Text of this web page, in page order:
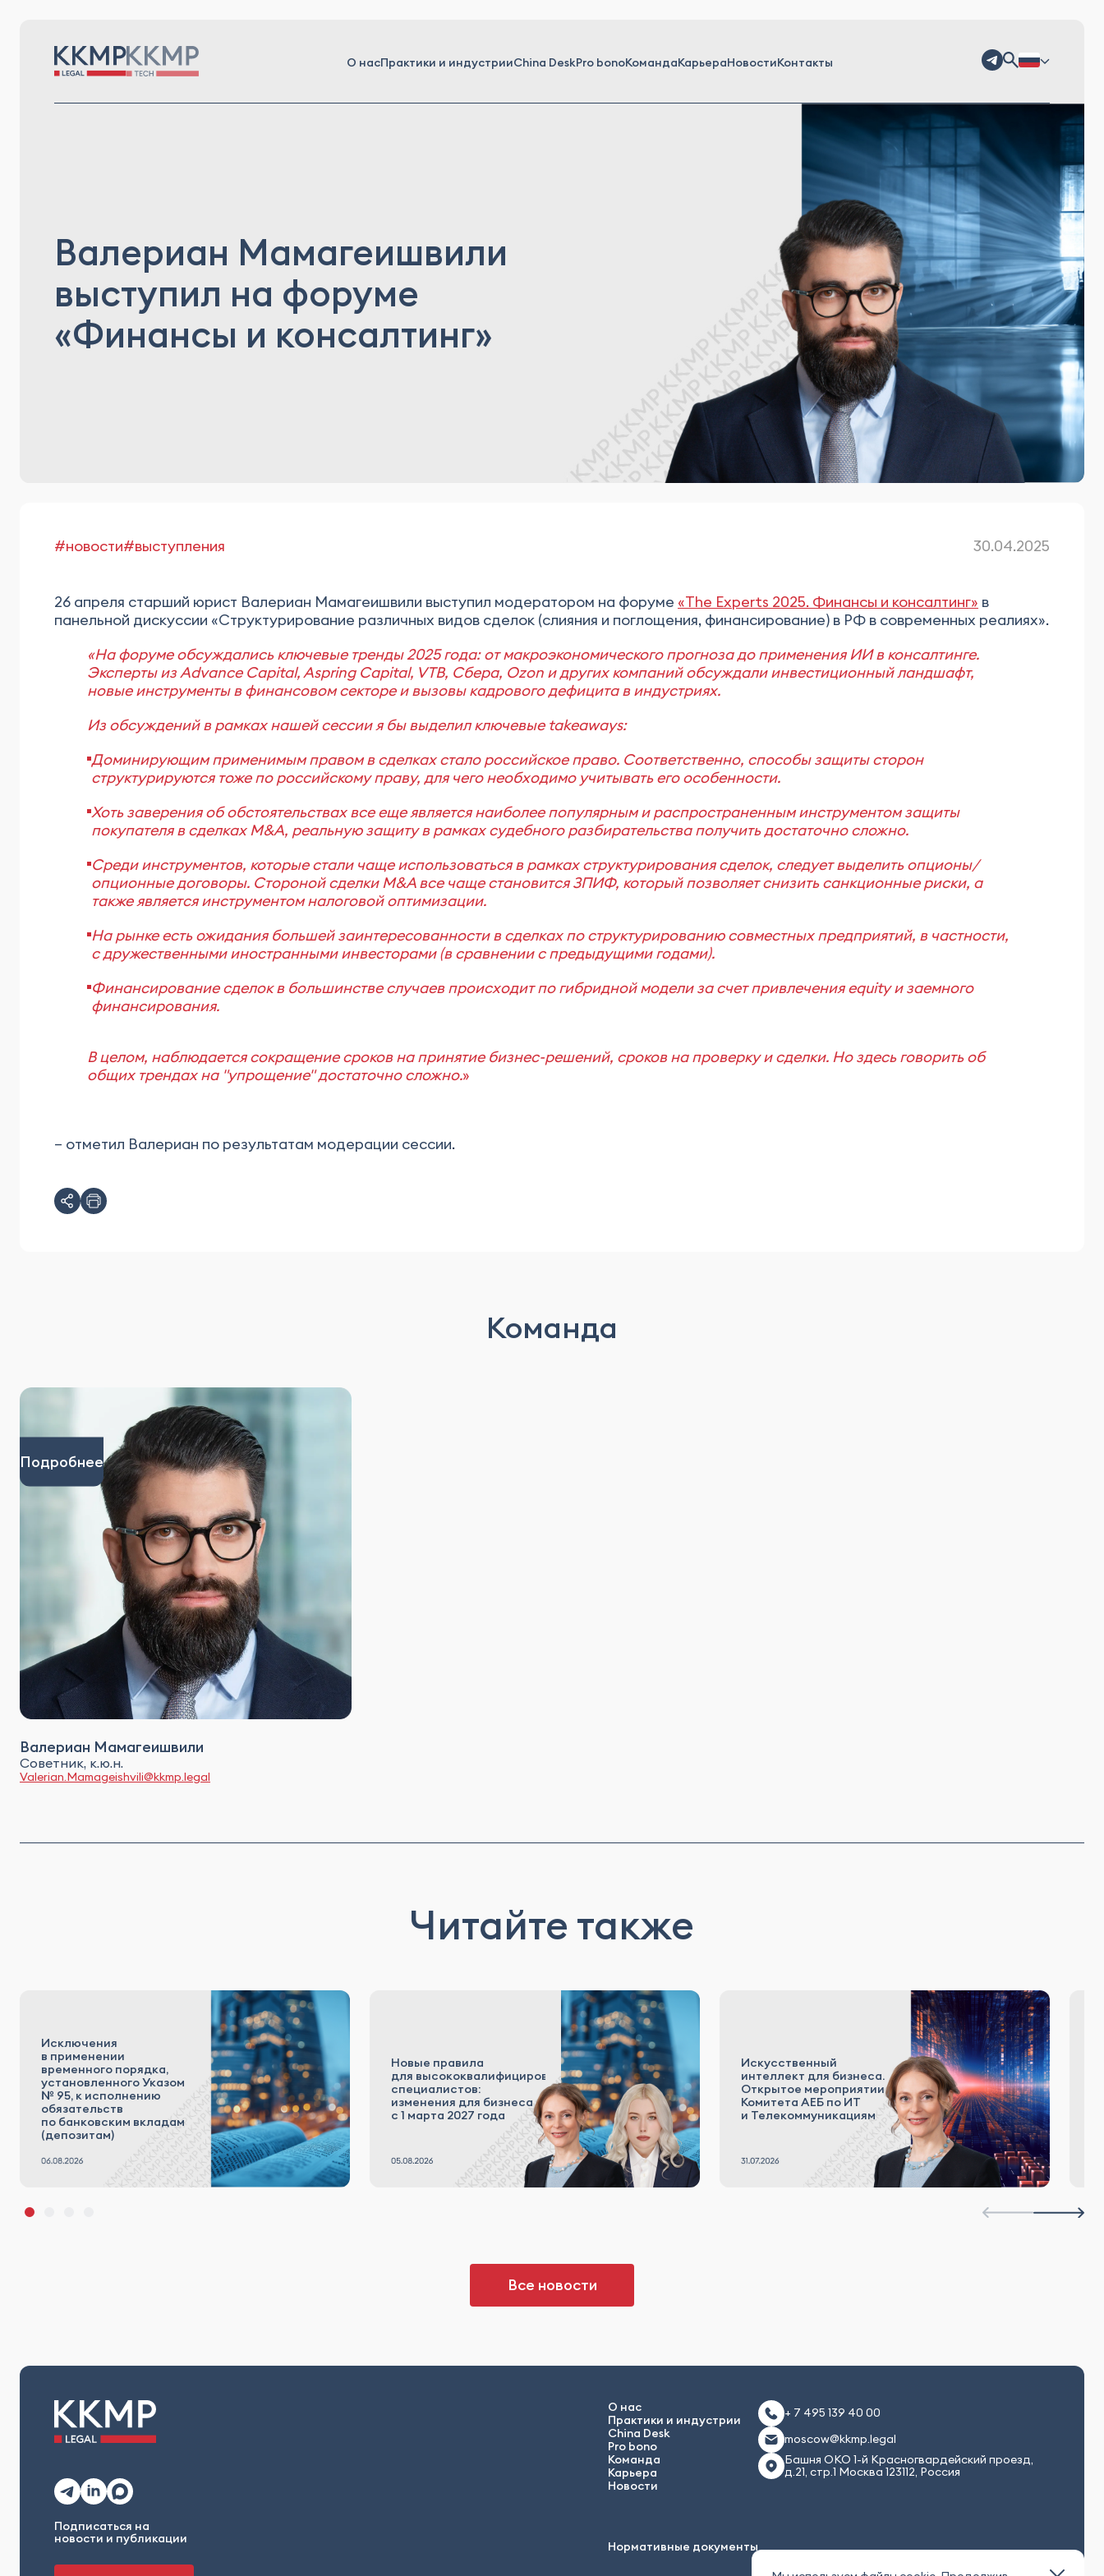
О насПрактики и индустрииChina DeskPro bonoКомандаКарьераНовостиКонтакты
Валериан Мамагеишвили
выступил на форуме
«Финансы и консалтинг»
#новости#выступления 30.04.2025
26 апреля старший юрист Валериан Мамагеишвили выступил модератором на форуме «The Experts 2025. Финансы и консалтинг» в
панельной дискуссии «Структурирование различных видов сделок (слияния и поглощения, финансирование) в РФ в современных реалиях».
«На форуме обсуждались ключевые тренды 2025 года: от макроэкономического прогноза до применения ИИ в консалтинге.
Эксперты из Advance Capital, Aspring Capital, VTB, Сбера, Ozon и других компаний обсуждали инвестиционный ландшафт,
новые инструменты в финансовом секторе и вызовы кадрового дефицита в индустриях.
Из обсуждений в рамках нашей сессии я бы выделил ключевые takeaways:
Доминирующим применимым правом в сделках стало российское право. Соответственно, способы защиты сторон
структурируются тоже по российскому праву, для чего необходимо учитывать его особенности.
Хоть заверения об обстоятельствах все еще является наиболее популярным и распространенным инструментом защиты
покупателя в сделках M&A, реальную защиту в рамках судебного разбирательства получить достаточно сложно.
Среди инструментов, которые стали чаще использоваться в рамках структурирования сделок, следует выделить опционы/
опционные договоры. Стороной сделки M&A все чаще становится ЗПИФ, который позволяет снизить санкционные риски, а
также является инструментом налоговой оптимизации.
На рынке есть ожидания большей заинтересованности в сделках по структурированию совместных предприятий, в частности,
с дружественными иностранными инвесторами (в сравнении с предыдущими годами).
Финансирование сделок в большинстве случаев происходит по гибридной модели за счет привлечения equity и заемного
финансирования.
В целом, наблюдается сокращение сроков на принятие бизнес-решений, сроков на проверку и сделки. Но здесь говорить об
общих трендах на "упрощение" достаточно сложно.»
– отметил Валериан по результатам модерации сессии.
Команда
Подробнее
Валериан Мамагеишвили
Советник, к.ю.н.
Valerian.Mamageishvili@kkmp.legal
Читайте также
Исключения
в применении
временного порядка,
установленного Указом
№ 95, к исполнению
обязательств
по банковским вкладам
(депозитам)
Новые правила
для высококвалифицированных
специалистов:
изменения для бизнеса
с 1 марта 2027 года
Искусственный
интеллект для бизнеса.
Открытое мероприятии
Комитета АЕБ по ИТ
и Телекоммуникациям
Все новости
Подписаться на
новости и публикации
О нас
Практики и индустрии
China Desk
Pro bono
Команда
Карьера
Новости
Нормативные документы
+ 7 495 139 40 00
moscow@kkmp.legal
Башня ОКО 1-й Красногвардейский проезд,
д.21, стр.1 Москва 123112, Россия